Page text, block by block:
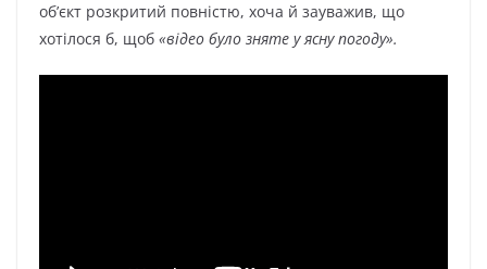
об’єкт розкритий повністю, хоча й зауважив, що
хотілося б, щоб «відео було зняте у ясну погоду».